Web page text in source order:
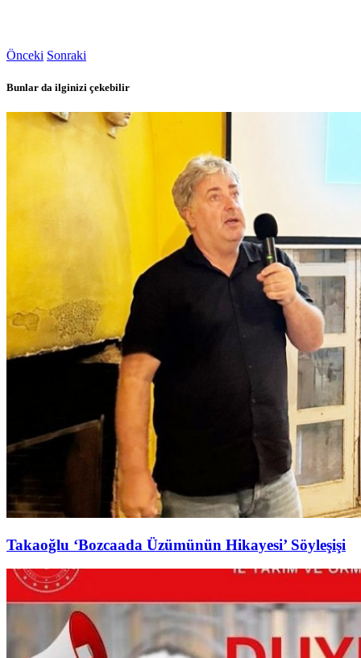
Önceki Sonraki
Bunlar da ilginizi çekebilir
Takaoğlu ‘Bozcaada Üzümünün Hikayesi’ Söyleşişi